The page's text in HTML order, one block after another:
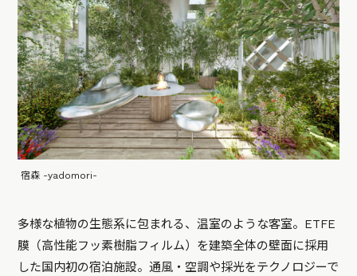
宿森 -yadomori-
多様な植物の生態系に包まれる、温室のような客室。ETFE
膜（高性能フッ素樹脂フィルム）を建築全体の壁面に採用
した国内初の宿泊施設。通風・空調や採光をテクノロジーで